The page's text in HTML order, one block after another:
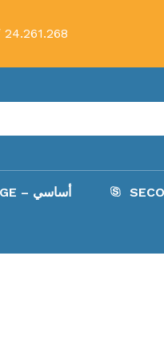
COLLÈGE – أساسي